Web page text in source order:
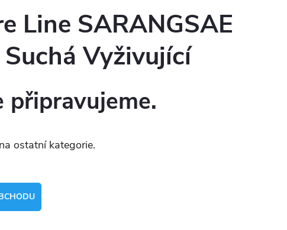
Line SARANGSAE
Vyživující
ostatní kategorie.